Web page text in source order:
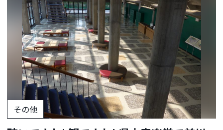
その他